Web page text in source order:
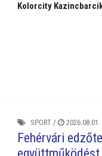
Kolorcity
SPORT/ 2026.08.01.
Fehérvári